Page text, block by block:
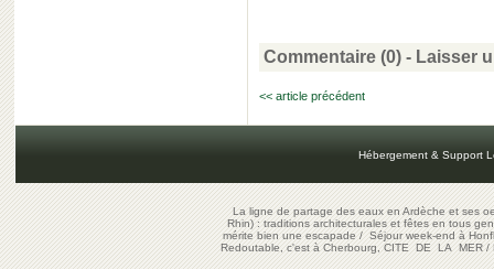
Commentaire (0) - Laisser
<< article précédent
Hébergement & Support
La ligne de partage des eaux en Ardèche et ses
Rhin) : traditions architecturales et fêtes en tous
mérite bien une escapade/Séjour week-end à
Redoutable, c'est à Cherbourg, CITE DE LA MER/